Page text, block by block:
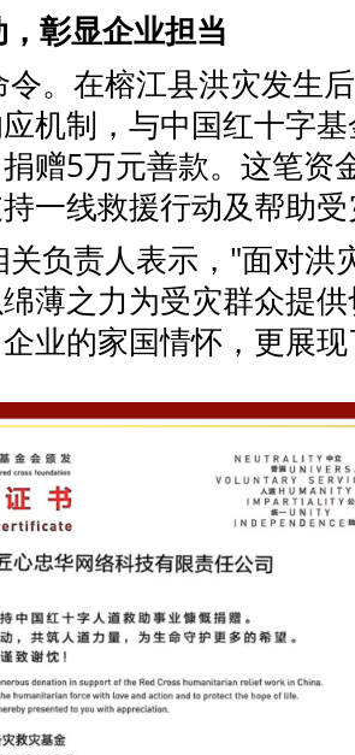
彰显企业担当
令。在榕江县洪灾发生
机制，与中国红十字
赠5万元善款。这笔资
一线救援行动及帮助
关负责人表示，"面对洪
薄之力为受灾群众提
业的家国情怀，更展